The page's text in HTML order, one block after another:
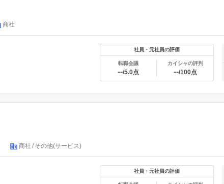
商社
社員・元社員の評価
転職会議
--/5.0点
カイシャの評判
--/100点
商社 その他(サービス)
社員・元社員の評価